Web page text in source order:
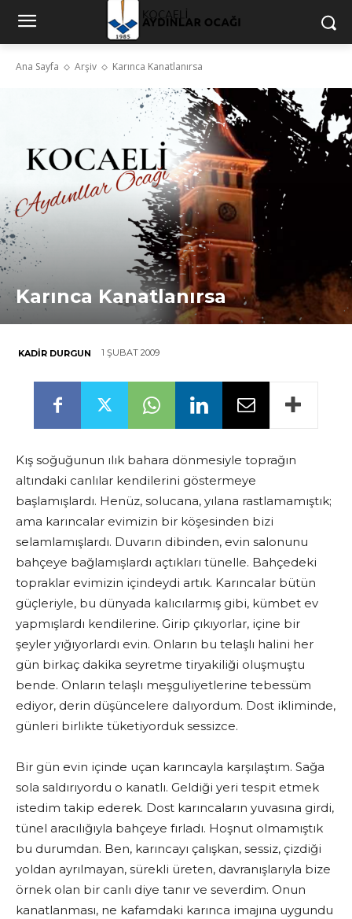
Ana Sayfa Arşiv Karınca Kanatlanırsa
Karınca Kanatlanırsa
KADIR DURGUN 1 ŞUBAT 2009
Kış soğuğunun ılık bahara dönmesiyle toprağın
altındaki canlılar kendilerini göstermeye
başlamışlardı. Henüz, solucana, yılana rastlamamıştık;
ama karıncalar evimizin bir köşesinden bizi
selamlamışlardı. Duvarın dibinden, evin salonunu
bahçeye bağlamışlardı açtıkları tünelle. Bahçedeki
topraklar evimizin içindeydi artık. Karıncalar bütün
güçleriyle, bu dünyada kalıcılarmış gibi, kümbet ev
yapmışlardı kendilerine. Girip çıkıyorlar, içine bir
şeyler yığıyorlardı evin. Onların bu telaşlı halini her
gün birkaç dakika seyretme tiryakiliği oluşmuştu
bende. Onların telaşlı meşguliyetlerine tebessüm
ediyor, derin düşüncelere dalıyordum. Dost ikliminde,
günleri birlikte tüketiyorduk sessizce.
Bir gün evin içinde uçan karıncayla karşılaştım. Sağa
sola saldırıyordu o kanatlı. Geldiği yeri tespit etmek
istedim takip ederek. Dost karıncaların yuvasına girdi,
tünel aracılığıyla bahçeye fırladı. Hoşnut olmamıştık
bu durumdan. Ben, karıncayı çalışkan, sessiz, çizdiği
yoldan ayrılmayan, sürekli üreten, davranışlarıyla bize
örnek olan bir canlı diye tanır ve severdim. Onun
kanatlanması, ne kafamdaki karınca imajına uygundu